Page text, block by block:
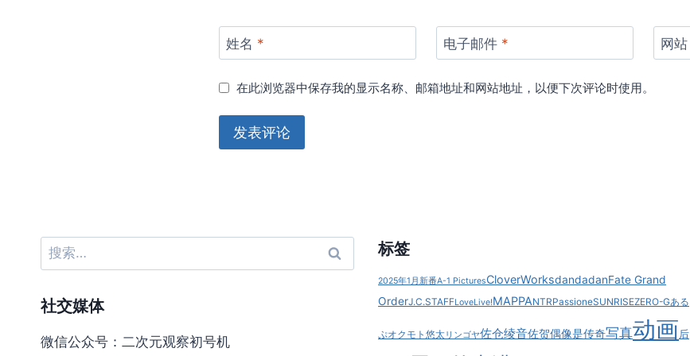
姓名 * 电子邮件 * 网站
在此浏览器中保存我的显示名称、邮箱地址和网站地址，以便下次评论时使用。
搜
索：
社交媒体
微信公众号：二次元观察初号机
标签
2025年1月新番A-1 PicturesCloverWorksdandadanFate Grand
OrderJ.C.STAFFLoveLive!MAPPANTRPassioneSUNRISEZERO-Gある
ぷオクモト悠太リンゴヤ佐仓绫音佐贺偶像是传奇写真动画后